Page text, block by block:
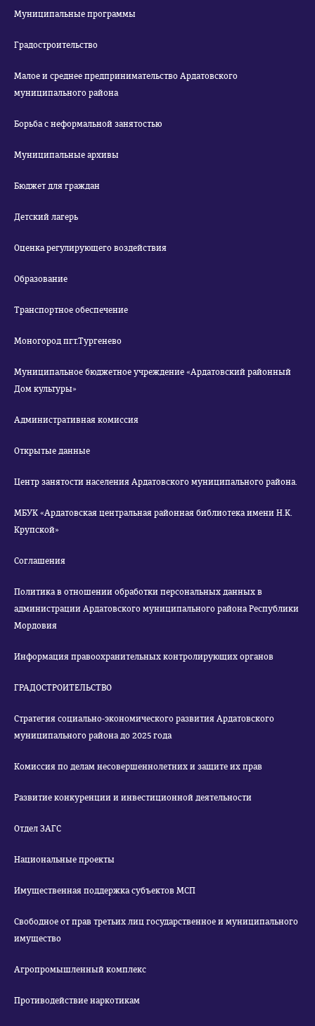
Муниципальные программы
Градостроительство
Малое и среднее предпринимательство Ардатовского
муниципального района
Борьба с неформальной занятостью
Муниципальные архивы
Бюджет для граждан
Детский лагерь
Оценка регулирующего воздействия
Образование
Транспортное обеспечение
Моногород пгт.Тургенево
Муниципальное бюджетное учреждение «Ардатовский районный
Дом культуры»
Административная комиссия
Открытые данные
Центр занятости населения Ардатовского муниципального района.
МБУК «Ардатовская центральная районная библиотека имени Н.К.
Крупской»
Соглашения
Политика в отношении обработки персональных данных в
администрации Ардатовского муниципального района Республики
Мордовия
Информация правоохранительных контролирующих органов
ГРАДОСТРОИТЕЛЬСТВО
Стратегия социально-экономического развития Ардатовского
муниципального района до 2025 года
Комиссия по делам несовершеннолетних и защите их прав
Развитие конкуренции и инвестиционной деятельности
Отдел ЗАГС
Национальные проекты
Имущественная поддержка субъектов МСП
Свободное от прав третьих лиц государственное и муниципального
имущество
Агропромышленный комплекс
Противодействие наркотикам